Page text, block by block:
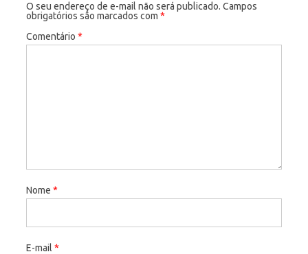
O seu endereço de e-mail não será publicado. Campos
obrigatórios são marcados com *
Comentário *
Nome *
E-mail *